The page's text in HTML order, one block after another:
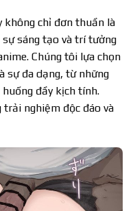
không chỉ đơn thuần là
sáng tạo và trí tưởng
Chúng tôi lựa chọn
sự đa dạng, từ những
đầy kịch tính.
nghiệm độc đáo và